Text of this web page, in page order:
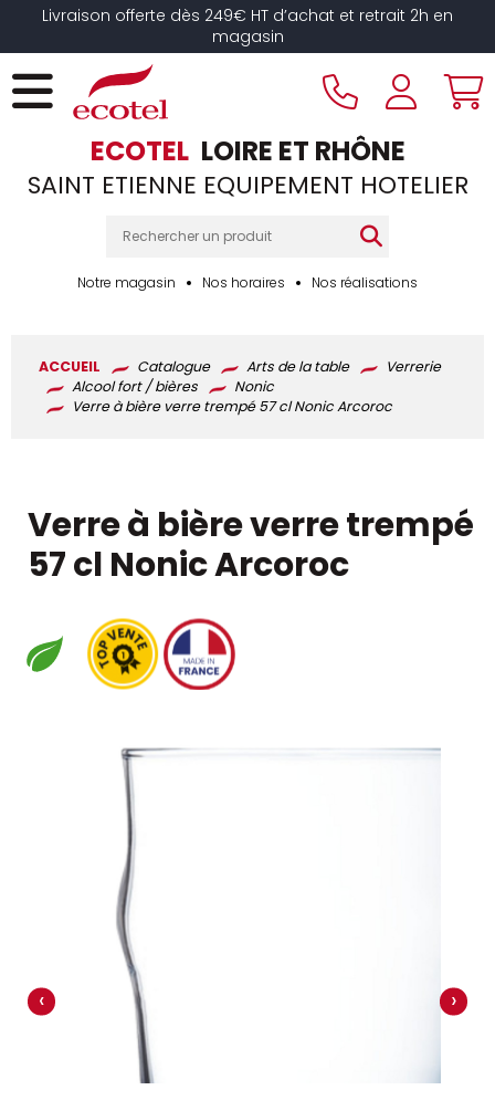
Livraison offerte dès 249€ HT d’achat et retrait 2h en
magasin
ECOTEL LOIRE ET RHÔNE
SAINT ETIENNE EQUIPEMENT HOTELIER
Notre magasin Nos horaires Nos réalisations
ACCUEIL Catalogue Arts de la table
Verrerie
Alcool fort / bières
Nonic
Verre à bière verre trempé 57 cl Nonic Arcoroc
Verre à bière verre trempé
57 cl Nonic Arcoroc
‹ ›
Panneau de gestion des cookies